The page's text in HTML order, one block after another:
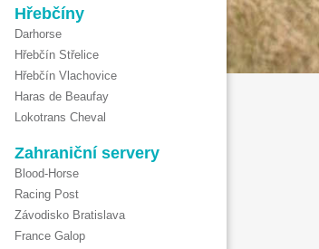
Hřebčíny
Darhorse
Hřebčín Střelice
Hřebčín Vlachovice
Haras de Beaufay
Lokotrans Cheval
Zahraniční servery
Blood-Horse
Racing Post
Závodisko Bratislava
France Galop